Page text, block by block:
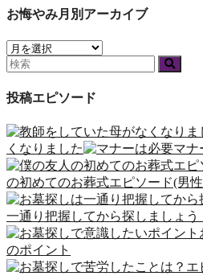
お悔やみ月別アーカイブ
投稿エピソード
くなりました
マナ
の初めてのお葬式エピソード(男
一通り把握してから探しましょう
のポイント